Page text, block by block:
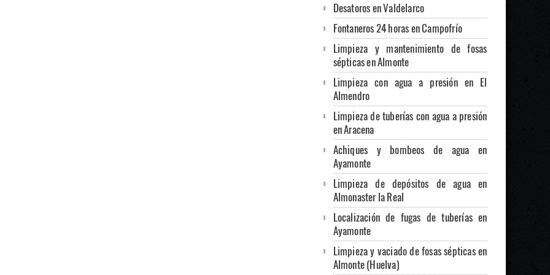
Desatoros en Valdelarco
Fontaneros 24 horas en Campofrío
Limpieza y mantenimiento de fosas
sépticas en Almonte
Limpieza con agua a presión en El
Almendro
Limpieza de tuberías con agua a presión
en Aracena
Achiques y bombeos de agua en
Ayamonte
Limpieza de depósitos de agua en
Almonaster la Real
Localización de fugas de tuberías en
Ayamonte
Limpieza y vaciado de fosas sépticas en
Almonte (Huelva)